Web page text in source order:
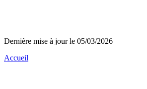
Dernière mise à jour le 05/03/2026
Accueil